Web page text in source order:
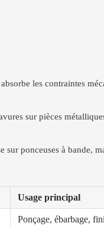
les contraintes
sur pièces
ponceuses à bande,
Usage principal
Ponçage, ébarbage,